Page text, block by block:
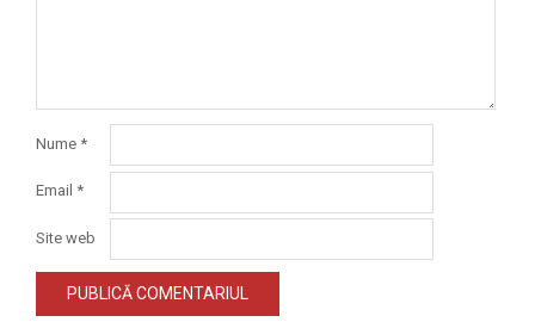
Nume *
Email *
Site web